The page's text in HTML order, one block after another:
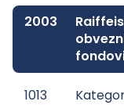
2003
1013